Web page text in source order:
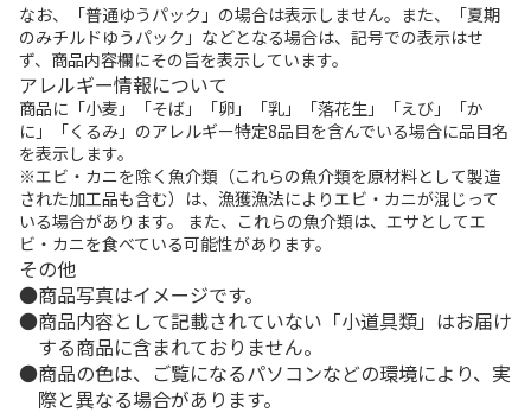
なお、「普通ゆうパック」の場合は表示しません。また、「夏期
のみチルドゆうパック」などとなる場合は、記号での表示はせ
ず、商品内容欄にその旨を表示しています。
アレルギー情報について
商品に「小麦」「そば」「卵」「乳」「落花生」「えび」「か
に」「くるみ」のアレルギー特定8品目を含んでいる場合に品目名
を表示します。
※エビ・カニを除く魚介類（これらの魚介類を原材料として製造
された加工品も含む）は、漁獲漁法によりエビ・カニが混じって
いる場合があります。 また、これらの魚介類は、エサとしてエ
ビ・カニを食べている可能性があります。
その他
商品写真はイメージです。
商品内容として記載されていない「小道具類」はお届け
する商品に含まれておりません。
商品の色は、ご覧になるパソコンなどの環境により、実
際と異なる場合があります。